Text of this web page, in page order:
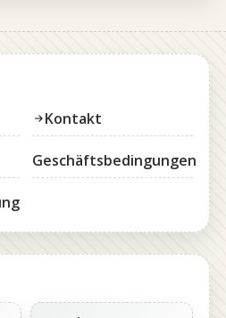
Kontakt
Geschäftsbedingungen